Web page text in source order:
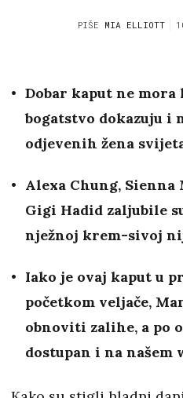
PIŠE MIA ELLIOTT
Dobar kaput ne
bogatstvo dokazuju i
odjevenih žena
Alexa Chung,
Gigi Hadid zaljubile
nježnoj krem-sivoj
Iako je ovaj kaput u
početkom veljače,
obnoviti zalihe, a po
dostupan i na našem